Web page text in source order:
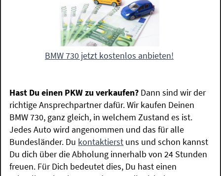
BMW 730 jetzt kostenlos anbieten!
Hast Du einen PKW zu verkaufen? Dann sind wir der
richtige Ansprechpartner dafür. Wir kaufen Deinen
BMW 730, ganz gleich, in welchem Zustand es ist.
Jedes Auto wird angenommen und das für alle
Bundesländer. Du kontaktierst uns und schon kannst
Du dich über die Abholung innerhalb von 24 Stunden
freuen. Für Dich bedeutet dies, Du hast einen